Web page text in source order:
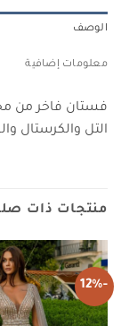
الوصف
معلومات إضافية
فستان فاخر من
التل والكرستال
منتجات ذات
-12%